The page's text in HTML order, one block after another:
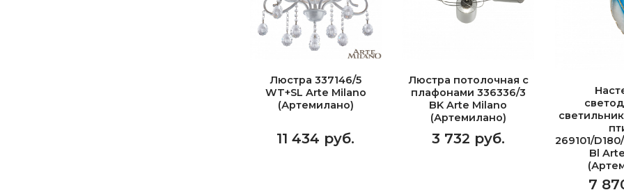
Люстра 337146/5
WT+SL Arte Milano
(Артемилано)
11 434 руб.
Люстра потолочная с
плафонами 336336/3
BK Arte Milano
(Артемилано)
3 732 руб.
269101/
Bl
7